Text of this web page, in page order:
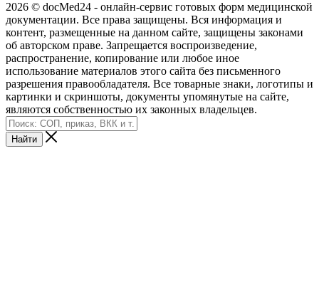
2026 © docMed24 - онлайн-сервис готовых форм медицинской
документации. Все права защищены. Вся информация и
контент, размещенные на данном сайте, защищены законами
об авторском праве. Запрещается воспроизведение,
распространение, копирование или любое иное
использование материалов этого сайта без письменного
разрешения правообладателя. Все товарные знаки, логотипы и
картинки и скриншоты, документы упомянутые на сайте,
являются собственностью их законных владельцев.
Найти